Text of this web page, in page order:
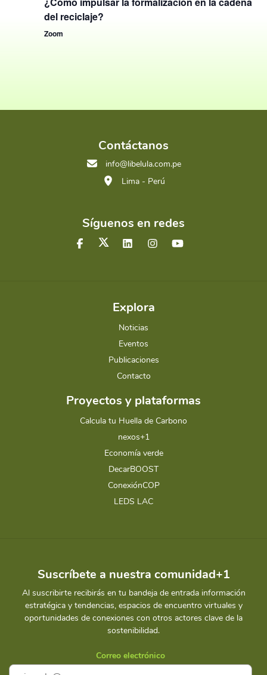
del reciclaje?
Zoom
Contáctanos
info@libelula.com.pe
Lima - Perú
Síguenos en redes
Explora
Noticias
Eventos
Publicaciones
Contacto
Proyectos y plataformas
Calcula tu Huella de Carbono
nexos+1
Economía verde
DecarBOOST
ConexiónCOP
LEDS LAC
Suscríbete a nuestra comunidad+1
Al suscribirte recibirás en tu bandeja de entrada información
estratégica y tendencias, espacios de encuentro virtuales y
oportunidades de conexiones con otros actores clave de la
sostenibilidad.
Correo electrónico